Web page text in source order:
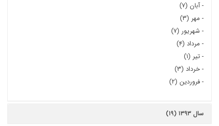
-آبان (۷)
- مهر (۳)
- شهریور (۷)
- مرداد (۴)
-تیر (۱)
-خرداد (۳)
-فروردین (۲)
سال ۱۳۹۳ (۱۹)